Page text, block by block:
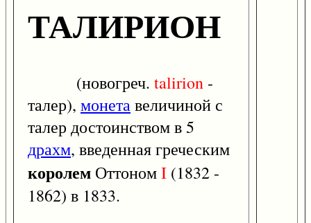
ТАЛИРИОН
(новогреч. talirion -
талер), монетавеличиной с
талер достоинством в 5
драхм, введенная греческим
королем ОттономI (1832 -
1862) в 1833.